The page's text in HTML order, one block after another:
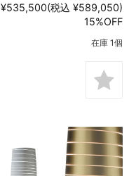
¥535,500(税込 ¥589,050)
15%OFF
在庫 1個